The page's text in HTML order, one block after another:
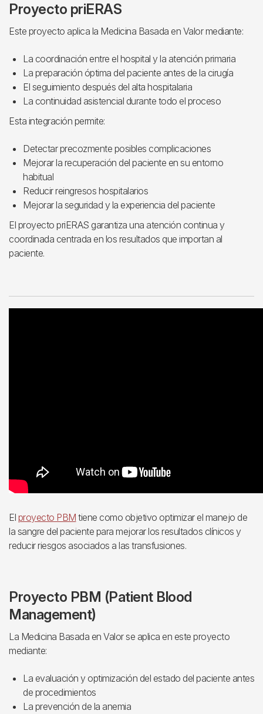
Proyecto priERAS
Este proyecto aplica la Medicina Basada en Valor mediante:
La coordinación entre el hospital y la atención primaria
La preparación óptima del paciente antes de la cirugía
El seguimiento después del alta hospitalaria
La continuidad asistencial durante todo el proceso
Esta integración permite:
Detectar precozmente posibles complicaciones
Mejorar la recuperación del paciente en su entorno
habitual
Reducir reingresos hospitalarios
Mejorar la seguridad y la experiencia del paciente
El proyecto priERAS garantiza una atención continua y
coordinada centrada en los resultados que importan al
paciente.
El proyecto PBM tiene como objetivo optimizar el manejo de
la sangre del paciente para mejorar los resultados clínicos y
reducir riesgos asociados a las transfusiones.
Proyecto PBM (Patient Blood
Management)
La Medicina Basada en Valor se aplica en este proyecto
mediante:
La evaluación y optimización del estado del paciente antes
de procedimientos
La prevención de la anemia